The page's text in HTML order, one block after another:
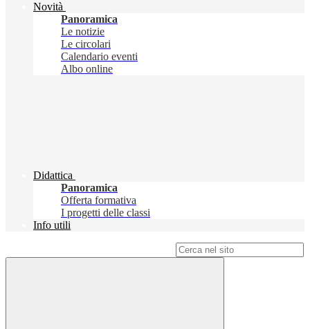
Novità
Panoramica
Le notizie
Le circolari
Calendario eventi
Albo online
Didattica
Panoramica
Offerta formativa
I progetti delle classi
Info utili